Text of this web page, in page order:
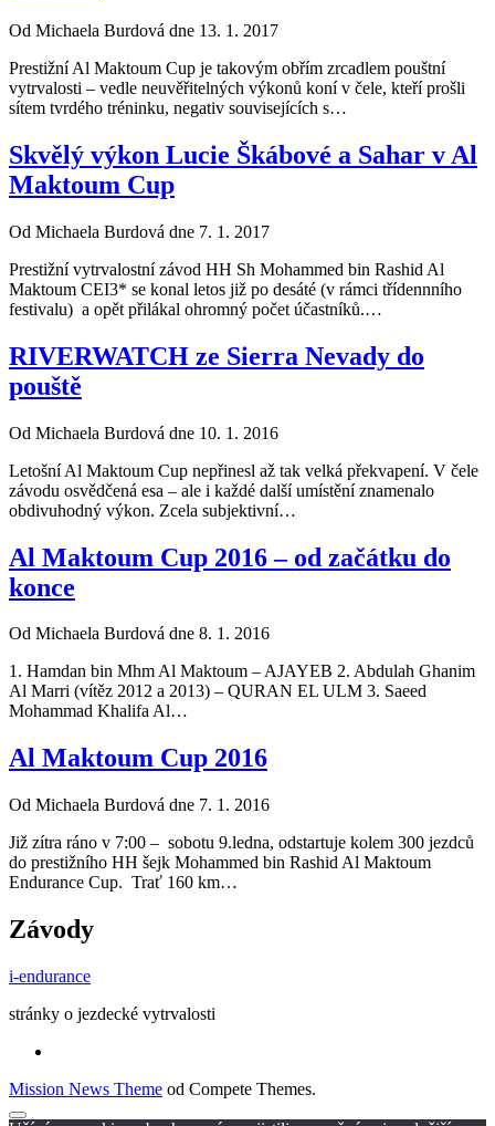
Od Michaela Burdová dne 13. 1. 2017
Prestižní Al Maktoum Cup je takovým obřím zrcadlem pouštní
vytrvalosti – vedle neuvěřitelných výkonů koní v čele, kteří prošli
sítem tvrdého tréninku, negativ souvisejících s…
Skvělý výkon Lucie Škábové a Sahar v Al
Maktoum Cup
Od Michaela Burdová dne 7. 1. 2017
Prestižní vytrvalostní závod HH Sh Mohammed bin Rashid Al
Maktoum CEI3* se konal letos již po desáté (v rámci třídennního
festivalu) a opět přilákal ohromný počet účastníků.…
RIVERWATCH ze Sierra Nevady do
pouště
Od Michaela Burdová dne 10. 1. 2016
Letošní Al Maktoum Cup nepřinesl až tak velká překvapení. V čele
závodu osvědčená esa – ale i každé další umístění znamenalo
obdivuhodný výkon. Zcela subjektivní…
Al Maktoum Cup 2016 – od začátku do
konce
Od Michaela Burdová dne 8. 1. 2016
1. Hamdan bin Mhm Al Maktoum – AJAYEB 2. Abdulah Ghanim
Al Marri (vítěz 2012 a 2013) – QURAN EL ULM 3. Saeed
Mohammad Khalifa Al…
Al Maktoum Cup 2016
Od Michaela Burdová dne 7. 1. 2016
Již zítra ráno v 7:00 – sobotu 9.ledna, odstartuje kolem 300 jezdců
do prestižního HH šejk Mohammed bin Rashid Al Maktoum
Endurance Cup. Trať 160 km…
Závody
i-endurance
stránky o jezdecké vytrvalosti
Mission News Theme od Compete Themes.
Posun